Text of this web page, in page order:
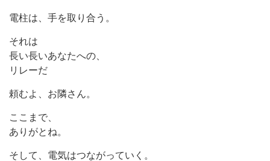
電柱は、手を取り合う。
それは
長い長いあなたへの、
リレーだ
頼むよ、お隣さん。
ここまで、
ありがとね。
そして、電気はつながっていく。